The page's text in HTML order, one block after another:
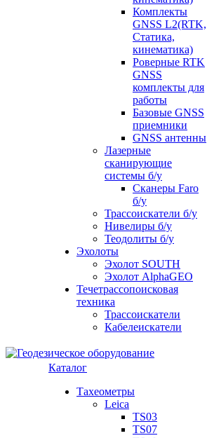
Комплекты
GNSS L2(RTK,
Статика,
кинематика)
Роверные RTK
GNSS
комплекты для
работы
Базовые GNSS
приемники
GNSS антенны
Лазерные
сканирующие
системы б/у
Сканеры Faro
б/у
Трассоискатели б/у
Нивелиры б/у
Теодолиты б/у
Эхолоты
Эхолот SOUTH
Эхолот AlphaGEO
Течетрассопоисковая
техника
Трассоискатели
Кабелеискатели
Каталог
Тахеометры
Leica
TS03
TS07